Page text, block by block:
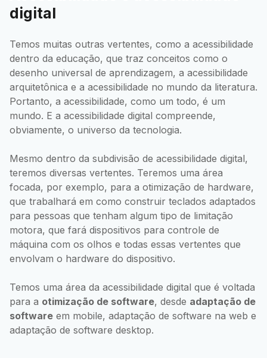
digital
Temos muitas outras vertentes, como a acessibilidade
dentro da educação, que traz conceitos como o
desenho universal de aprendizagem, a acessibilidade
arquitetônica e a acessibilidade no mundo da literatura.
Portanto, a acessibilidade, como um todo, é um
mundo. E a acessibilidade digital compreende,
obviamente, o universo da tecnologia.
Mesmo dentro da subdivisão de acessibilidade digital,
teremos diversas vertentes. Teremos uma área
focada, por exemplo, para a otimização de hardware,
que trabalhará em como construir teclados adaptados
para pessoas que tenham algum tipo de limitação
motora, que fará dispositivos para controle de
máquina com os olhos e todas essas vertentes que
envolvam o hardware do dispositivo.
Temos uma área da acessibilidade digital que é voltada
para a otimização de software, desde adaptação de
software em mobile, adaptação de software na web e
adaptação de software desktop.